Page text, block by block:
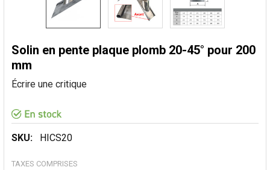
Solin en pente plaque plomb 20-45° pour 200
mm
Écrire une critique
SKU: HICS20
TAXES COMPRISES